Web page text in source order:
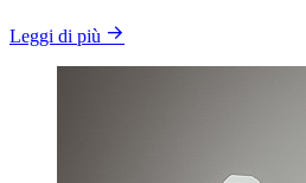
Leggi di più